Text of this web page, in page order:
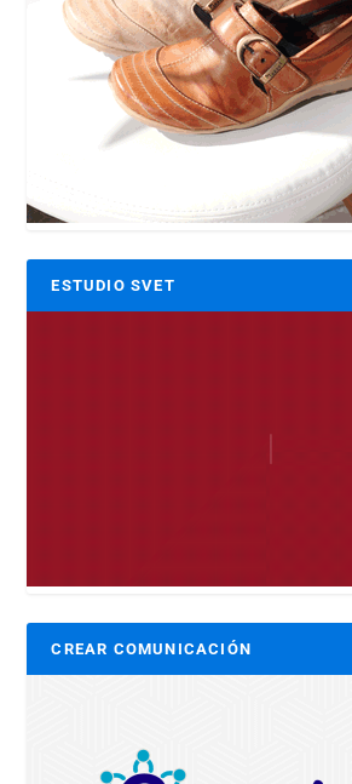
ESTUDIO SVET
CREAR COMUNICACIÓN